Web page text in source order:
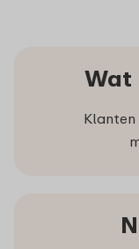
Wat
Klanten